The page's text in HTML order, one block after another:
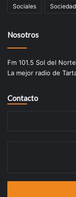
Sociales Sociedad
Nosotros
Fm 101.5 Sol del Norte
La mejor radio de
Contacto